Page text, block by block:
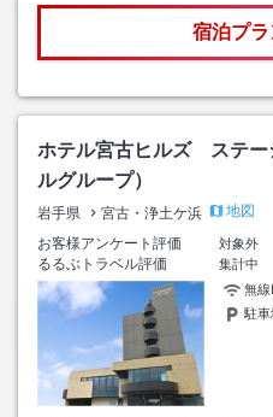
宿泊プ
ホテル宮古ヒルズ ステー
ルグループ）
岩手県 宮古・浄土ケ浜
地図
お客様アンケート評価
対象外
るるぶトラベル評価
集計中
無
駐車